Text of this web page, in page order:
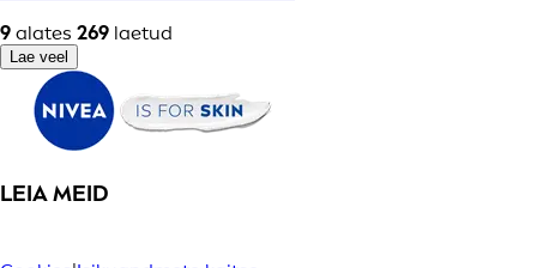
9 alates 269 laetud
Lae veel
LEIA MEID